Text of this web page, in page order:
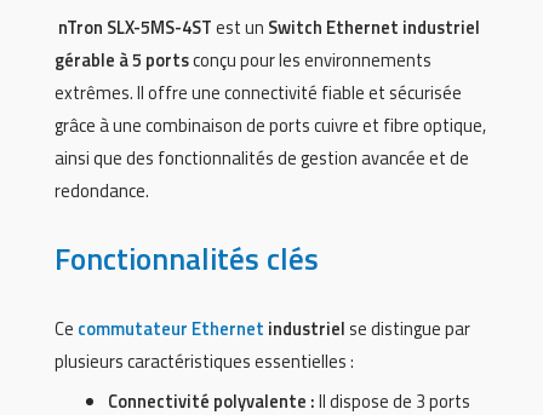
nTron SLX-5MS-4STest un Switch Ethernet industriel
gérable à 5 portsconçu pour les environnements
extrêmes. Il offre une connectivité fiable et sécurisée
grâce à une combinaison de ports cuivre et fibre optique,
ainsi que des fonctionnalités de gestion avancée et de
redondance.
Fonctionnalités clés
Ce commutateur Ethernet industrielse distingue par
plusieurs caractéristiques essentielles :
Connectivité polyvalente :Il dispose de 3 ports